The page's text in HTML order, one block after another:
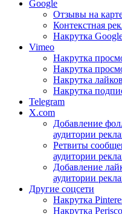
Google
Отзывы на
Контекстная
Накрутка
Vimeo
Накрутка
Накрутка
Накрутка
Накрутка
Telegram
X.com
Добавление
аудитории
Ретвиты
аудитории
Добавление
аудитории
Другие соцсети
Накрутка
Накрутка